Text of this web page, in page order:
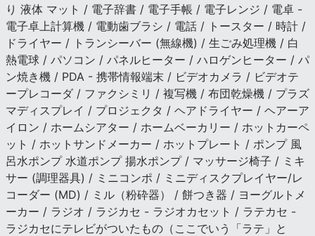
り 液体 マット / 電子辞書 / 電子手帳 / 電子レンジ / 電卓 -
電子卓上計算機 / 電動歯ブラシ / 電話 / トースター / 時計 /
ドライヤー / トランシーバー (無線機) / 生ごみ処理機 / 白
熱電球 / パソコン / パネルヒーター / ハロゲンヒーター / パ
ン焼き機 / PDA - 携帯情報端末 / ビデオカメラ / ビデオテ
ープレコーダ / ファクシミリ / 複写機 / 布団乾燥機 / プラズ
マディスプレイ / プロジェクタ / ヘアドライヤー / ヘアーア
イロン / ホームシアター / ホームベーカリー / ホットカーペ
ット / ホットサンドメーカー / ホットプレート / ポンプ 風
呂水ポンプ 水道ポンプ 揚水ポンプ / マッサージ椅子 / ミキ
サー (調理器具) / ミニコンポ / ミニディスクプレイヤー/レ
コーダー (MD) / ミル（粉砕器） / 餅つき器 / ヨーグルトメ
ーカー / ラジオ / ラジカセ - ラジオカセット / ラテカセ -
ラジカセにテレビがついたもの（ここでいう「ラテ」と